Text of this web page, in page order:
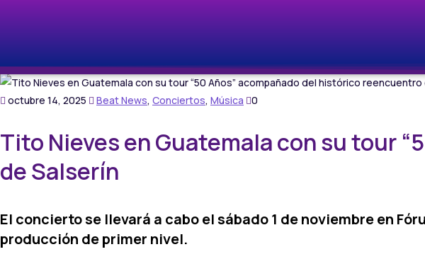
octubre 14, 2025 Beat News, Conciertos, Música 0
Tito Nieves en Guatemala con su tour
de Salserín
El concierto se llevará a cabo el sábado 1 de noviembre en
producción de primer nivel.